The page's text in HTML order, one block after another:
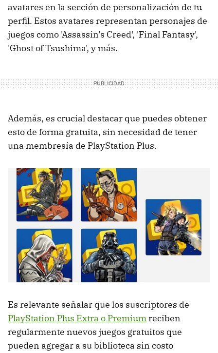
avatares en la sección de personalización de tu
perfil. Estos avatares representan personajes de
juegos como 'Assassin’s Creed', 'Final Fantasy',
'Ghost of Tsushima', y más.
Además, es crucial destacar que puedes obtener
esto de forma gratuita, sin necesidad de tener
una membresía de PlayStation Plus.
Es relevante señalar que los suscriptores de
PlayStation Plus Extra o Premium reciben
regularmente nuevos juegos gratuitos que
pueden agregar a su biblioteca sin costo